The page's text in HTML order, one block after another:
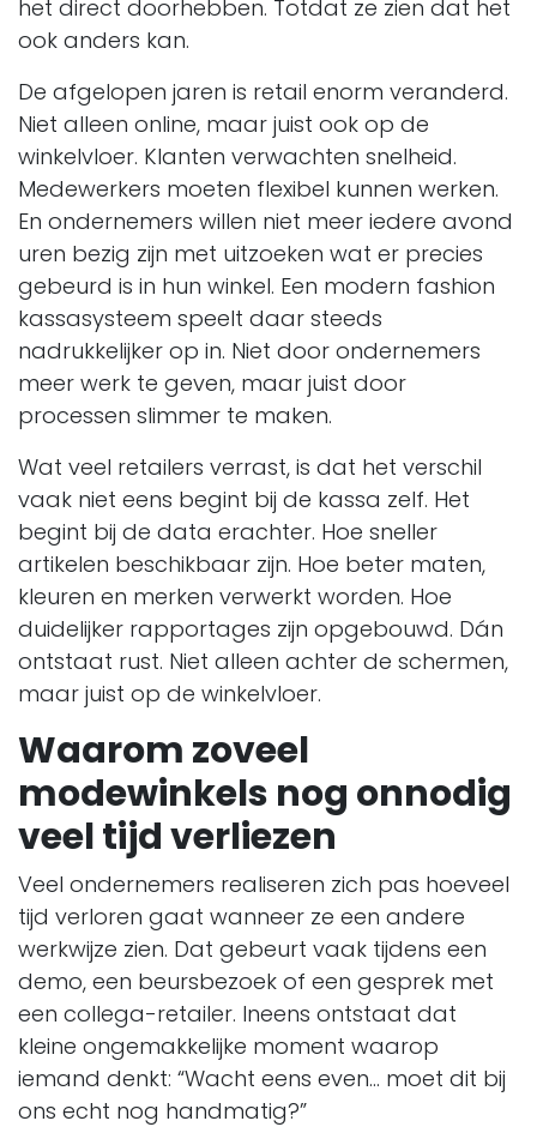
het direct doorhebben. Totdat ze zien dat het
ook anders kan.
De afgelopen jaren is retail enorm veranderd.
Niet alleen online, maar juist ook op de
winkelvloer. Klanten verwachten snelheid.
Medewerkers moeten flexibel kunnen werken.
En ondernemers willen niet meer iedere avond
uren bezig zijn met uitzoeken wat er precies
gebeurd is in hun winkel. Een modern fashion
kassasysteem speelt daar steeds
nadrukkelijker op in. Niet door ondernemers
meer werk te geven, maar juist door
processen slimmer te maken.
Wat veel retailers verrast, is dat het verschil
vaak niet eens begint bij de kassa zelf. Het
begint bij de data erachter. Hoe sneller
artikelen beschikbaar zijn. Hoe beter maten,
kleuren en merken verwerkt worden. Hoe
duidelijker rapportages zijn opgebouwd. Dán
ontstaat rust. Niet alleen achter de schermen,
maar juist op de winkelvloer.
Waarom zoveel
modewinkels nog onnodig
veel tijd verliezen
Veel ondernemers realiseren zich pas hoeveel
tijd verloren gaat wanneer ze een andere
werkwijze zien. Dat gebeurt vaak tijdens een
demo, een beursbezoek of een gesprek met
een collega-retailer. Ineens ontstaat dat
kleine ongemakkelijke moment waarop
iemand denkt: “Wacht eens even… moet dit bij
ons echt nog handmatig?”